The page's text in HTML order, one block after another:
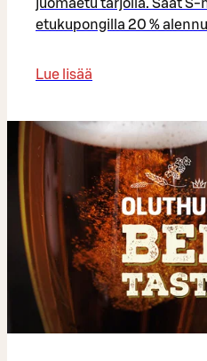
juomaetu tarjolla. Saat
etukupongilla 20 %
Lue lisää